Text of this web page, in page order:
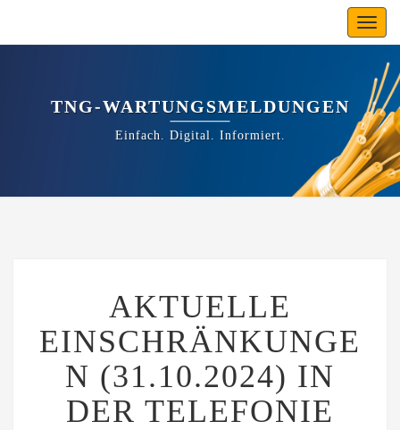
Toggle
TNG-WARTUNGSMELDUNGEN
Einfach. Digital. Informiert.
EINSCHRÄNKUNGEN
(31.10.2024)
IN
DER
TELEFONIE
AKTUELLE
EINSCHRÄNKUNGE
N (31.10.2024) IN
DER TELEFONIE